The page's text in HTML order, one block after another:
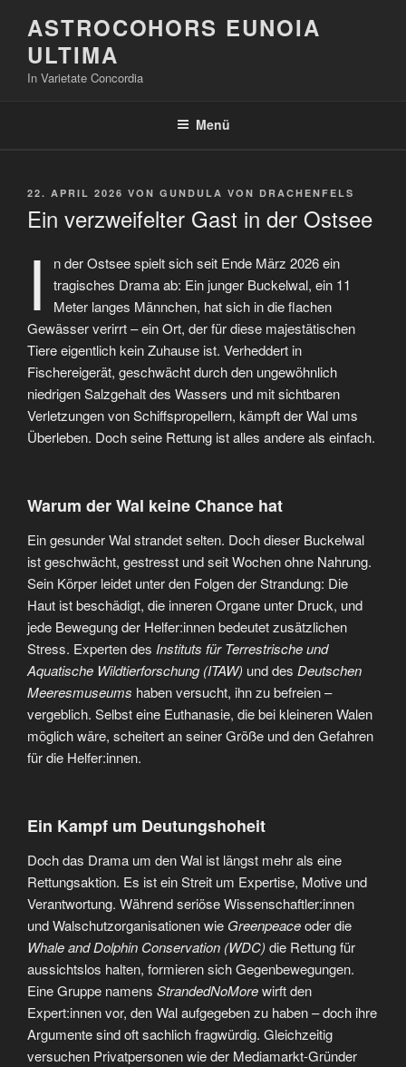
Inhalt
springen
ASTROCOHORS EUNOIA
ULTIMA
In Varietate Concordia
Menü
VERÖFFENTLICHT
22. APRIL 2026 VON GUNDULA VON DRACHENFELS
Ein verzweifelter Gast in der Ostsee
I
n der Ostsee spielt sich seit Ende März 2026 ein
tragisches Drama ab: Ein junger Buckelwal, ein 11
Meter langes Männchen, hat sich in die flachen
Gewässer verirrt – ein Ort, der für diese majestätischen
Tiere eigentlich kein Zuhause ist. Verheddert in
Fischereigerät, geschwächt durch den ungewöhnlich
niedrigen Salzgehalt des Wassers und mit sichtbaren
Verletzungen von Schiffspropellern, kämpft der Wal ums
Überleben. Doch seine Rettung ist alles andere als einfach.
Warum der Wal keine Chance hat
Ein gesunder Wal strandet selten. Doch dieser Buckelwal
ist geschwächt, gestresst und seit Wochen ohne Nahrung.
Sein Körper leidet unter den Folgen der Strandung: Die
Haut ist beschädigt, die inneren Organe unter Druck, und
jede Bewegung der Helfer:innen bedeutet zusätzlichen
Stress. Experten des Instituts für Terrestrische und
Aquatische Wildtierforschung (ITAW) und des Deutschen
Meeresmuseums haben versucht, ihn zu befreien –
vergeblich. Selbst eine Euthanasie, die bei kleineren Walen
möglich wäre, scheitert an seiner Größe und den Gefahren
für die Helfer:innen.
Ein Kampf um Deutungshoheit
Doch das Drama um den Wal ist längst mehr als eine
Rettungsaktion. Es ist ein Streit um Expertise, Motive und
Verantwortung. Während seriöse Wissenschaftler:innen
und Walschutzorganisationen wie Greenpeaceoder die
Whale and Dolphin Conservation (WDC) die Rettung für
aussichtslos halten, formieren sich Gegenbewegungen.
Eine Gruppe namens StrandedNoMorewirft den
Expert:innen vor, den Wal aufgegeben zu haben – doch ihre
Argumente sind oft sachlich fragwürdig. Gleichzeitig
versuchen Privatpersonen wie der Mediamarkt-Gründer